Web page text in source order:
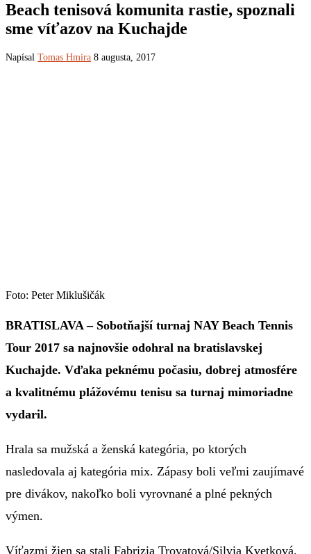
Beach tenisová komunita rastie, spoznali
sme víťazov na Kuchajde
Napísal Tomas Hmira 8 augusta, 2017
Foto: Peter Miklušičák
BRATISLAVA – Sobotňajší turnaj NAY Beach Tennis
Tour 2017 sa najnovšie odohral na bratislavskej
Kuchajde. Vďaka peknému počasiu, dobrej atmosfére
a kvalitnému plážovému tenisu sa turnaj mimoriadne
vydaril.
Hrala sa mužská a ženská kategória, po ktorých
nasledovala aj kategória mix. Zápasy boli veľmi zaujímavé
pre divákov, nakoľko boli vyrovnané a plné pekných
výmen.
Víťazmi žien sa stali Fabrizia Trovatová/Silvia Kvetková.